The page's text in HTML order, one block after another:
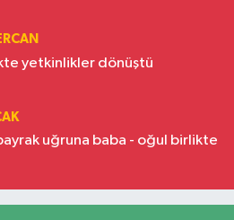
yetkinlikler dönüştü
uğruna baba - oğul birlikte